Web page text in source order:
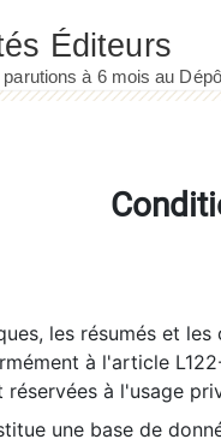
les résumés et
à l'article
à l'usage
une base de